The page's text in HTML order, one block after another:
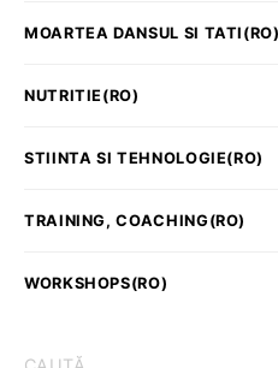
MOARTEA DANSUL SI TATI(RO)
NUTRITIE(RO)
STIINTA SI TEHNOLOGIE(RO)
TRAINING, COACHING(RO)
WORKSHOPS(RO)